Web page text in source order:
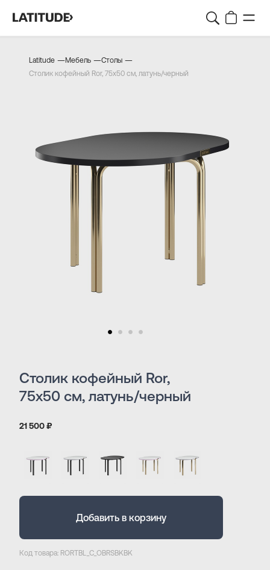
Latitude —Мебель —Столы —
Столик кофейный Ror, 75х50 см, латунь/черный
Столик кофейный Ror,
75х50 см, латунь/черный
21 500 ₽
Добавить в корзину
Код товара: RORTBL_C_OBRSBKBK